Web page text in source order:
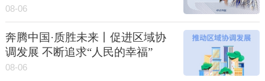
08-06
奔腾中国·质胜未来丨促进区域协
调发展 不断追求“人民的幸福”
08-06